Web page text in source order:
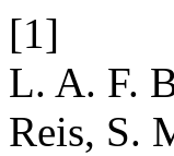
[1]
L. A. F.
Reis, S.